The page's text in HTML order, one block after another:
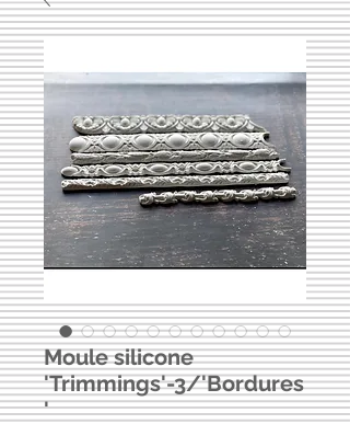
Moule silicone
'Trimmings'-3/'Bordures
'